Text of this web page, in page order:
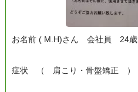
お名前 ( M.H)さん 会社員 24歳
症状 （ 肩こり・骨盤矯正 ）